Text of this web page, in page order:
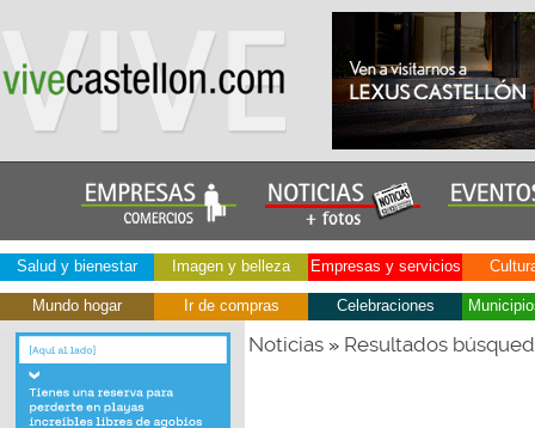
Salud y bienestar Imagen y belleza Empresas y servicios
Mundo hogar Ir de compras Celebraciones
Noticias» Resultados